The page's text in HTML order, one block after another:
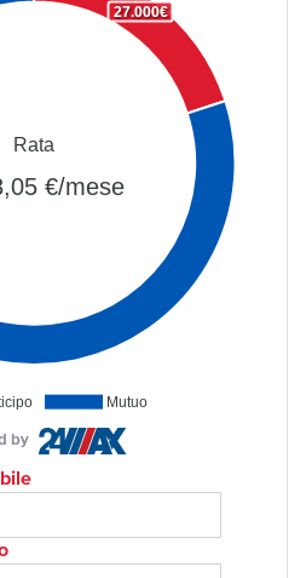
Mutuo
27.000€
Rata
€/mese
by